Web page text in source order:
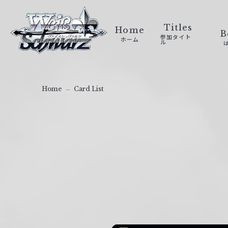
ァ
Home
ホーム
Titles
参加タイト
ル
Home Card List